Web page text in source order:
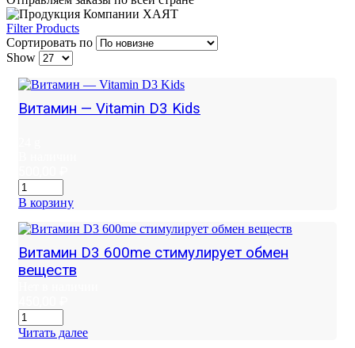
Filter Products
Сортировать по
Show
Витамин — Vitamin D3 Kids
В корзину
Витамин D3 600me стимулирует обмен
веществ
Читать далее